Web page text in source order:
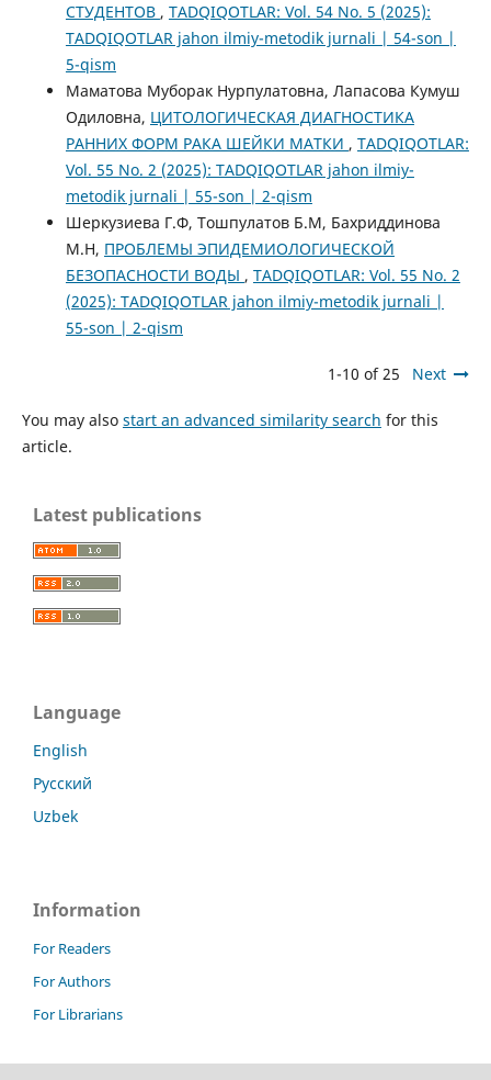
СТУДЕНТОВ , TADQIQOTLAR: Vol. 54 No. 5 (2025):
TADQIQOTLAR jahon ilmiy-metodik jurnali | 54-son |
5-qism
Маматова Муборак Нурпулатовна, Лапасова Кумуш
Одиловна, ЦИТОЛОГИЧЕСКАЯ ДИАГНОСТИКА
РАННИХ ФОРМ РАКА ШЕЙКИ МАТКИ , TADQIQOTLAR:
Vol. 55 No. 2 (2025): TADQIQOTLAR jahon ilmiy-
metodik jurnali | 55-son | 2-qism
Шеркузиева Г.Ф, Тошпулатов Б.М, Бахриддинова
М.Н, ПРОБЛЕМЫ ЭПИДЕМИОЛОГИЧЕСКОЙ
БЕЗОПАСНОСТИ ВОДЫ , TADQIQOTLAR: Vol. 55 No. 2
(2025): TADQIQOTLAR jahon ilmiy-metodik jurnali |
55-son | 2-qism
1-10 of 25 Next
You may also start an advanced similarity search for this
article.
Latest publications
Language
English
Русский
Uzbek
Information
For Readers
For Authors
For Librarians